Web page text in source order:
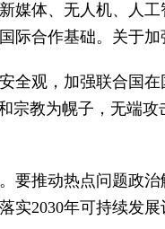
媒体、无人机、人
际合作基础。关于
全观，加强联合国
教为幌子，无端
要推动热点问题政
2030年可持续发展